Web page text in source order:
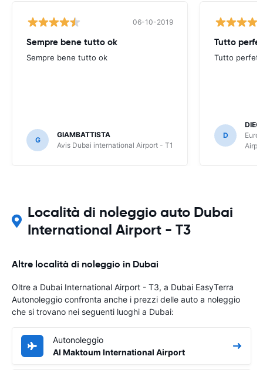
06-10-2019
Sempre bene tutto ok
Sempre bene tutto ok
G
GIAMBATTISTA
Avis Dubai international Airport - T1
Tutto
Tutto
D
Località di noleggio auto Dubai
International Airport - T3
Altre località di noleggio in Dubai
Oltre a Dubai International Airport - T3, a Dubai EasyTerra
Autonoleggio confronta anche i prezzi delle auto a noleggio
che si trovano nei seguenti luoghi a Dubai:
Autonoleggio
Al Maktoum International Airport